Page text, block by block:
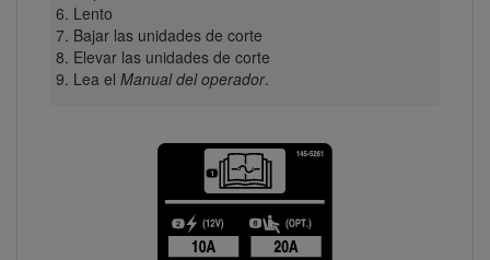
Lento
Bajar las unidades de corte
Elevar las unidades de corte
Lea el Manual del operador.